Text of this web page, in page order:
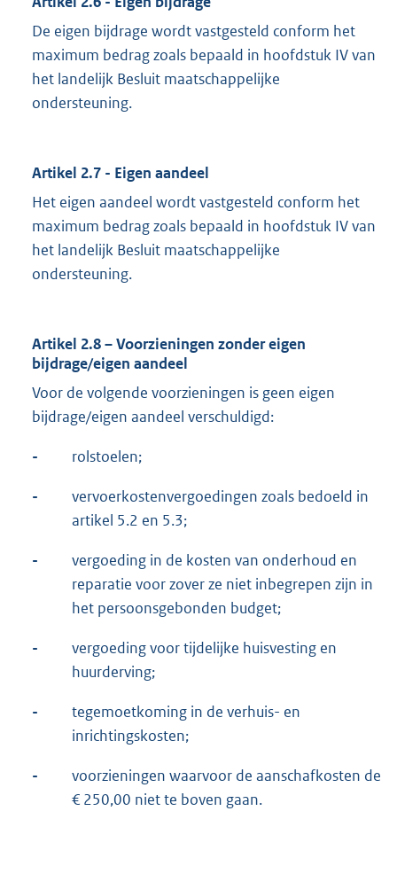
De eigen bijdrage wordt vastgesteld conform het
maximum bedrag zoals bepaald in hoofdstuk IV van
het landelijk Besluit maatschappelijke
ondersteuning.
Artikel 2.7 - Eigen aandeel
Het eigen aandeel wordt vastgesteld conform het
maximum bedrag zoals bepaald in hoofdstuk IV van
het landelijk Besluit maatschappelijke
ondersteuning.
Artikel 2.8 – Voorzieningen zonder eigen
bijdrage/eigen aandeel
Voor de volgende voorzieningen is geen eigen
bijdrage/eigen aandeel verschuldigd:
- rolstoelen;
-
vervoerkostenvergoedingen zoals bedoeld in
artikel 5.2 en 5.3;
-
vergoeding in de kosten van onderhoud en
reparatie voor zover ze niet inbegrepen zijn in
het persoonsgebonden budget;
-
vergoeding voor tijdelijke huisvesting en
huurderving;
-
tegemoetkoming in de verhuis- en
inrichtingskosten;
-
voorzieningen waarvoor de aanschafkosten de
€ 250,00 niet te boven gaan.